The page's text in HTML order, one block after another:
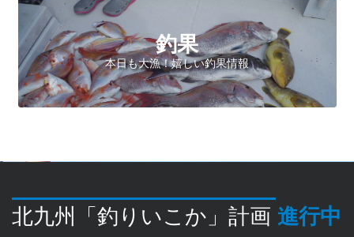
釣果
本日も大漁！嬉しい釣果情報
北九州「釣りいこか」計画 進行中